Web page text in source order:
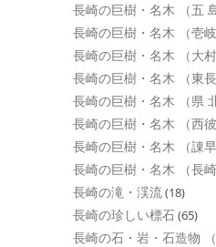
長崎の巨樹・名木 （五 島
長崎の巨樹・名木 （壱岐
長崎の巨樹・名木 （大村
長崎の巨樹・名木 （東長
長崎の巨樹・名木 （県 北
長崎の巨樹・名木 （西彼
長崎の巨樹・名木 （諌早
長崎の巨樹・名木 （長崎
長崎の滝・渓流(18)
長崎の珍しい標石(65)
長崎の石・岩・石造物 （